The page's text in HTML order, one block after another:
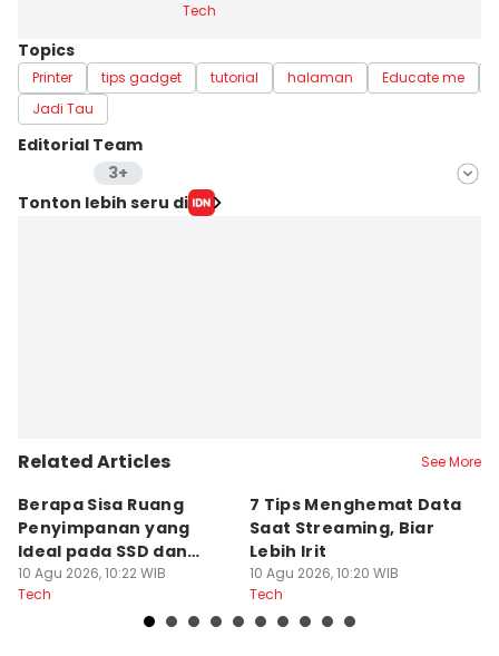
Tech
Topics
Printer tips gadget tutorial halaman Educate me
Jadi Tau
Editorial Team
3+
Editor
Tonton lebih seru di
Related Articles See More
Berapa Sisa Ruang
Penyimpanan yang
Ideal pada SSD dan
HDD?
10 Agu 2026, 10:22 WIB
Tech
7 Tips Menghemat Data
Saat Streaming, Biar
Lebih Irit
10 Agu 2026, 10:20 WIB
Tech